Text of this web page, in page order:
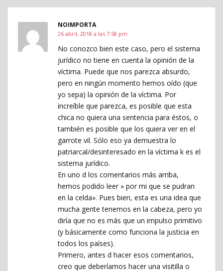
NOIMPORTA
26 abril, 2018 a las 7:58 pm
No conozco bien este caso, pero el sistema
jurídico no tiene en cuenta la opinión de la
víctima. Puede que nos parezca absurdo,
pero en ningún momento hemos oído (que
yo sepa) la opinión de la víctima. Por
increíble que parezca, es posible que esta
chica no quiera una sentencia para éstos, o
también es posible que los quiera ver en el
garrote vil. Sólo eso ya demuestra lo
patriarcal/desinteresado en la víctima k es el
sistema jurídico.
En uno d los comentarios más arriba,
hemos podido leer » por mi que se pudran
en la celda». Pues bien, esta es una idea que
mucha gente tenemos en la cabeza, pero yo
diría que no es más que un impulso primitivo
(y básicamente como funciona la justicia en
todos los países).
Primero, antes d hacer esos comentarios,
creo que deberíamos hacer una visitilla o